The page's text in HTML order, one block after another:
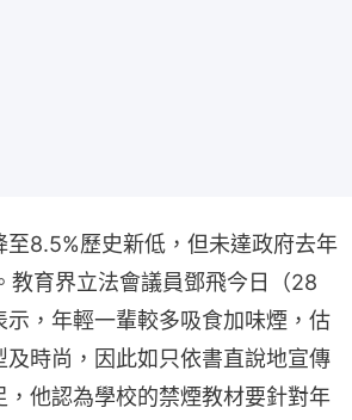
至8.5%歷史新低，但未達政府去年
教育界立法會議員鄧飛今日（28
示，年輕一輩較多吸食加味煙，估
及時尚，因此如只依書直說地宣傳
，他認為學校的禁煙教材要針對年